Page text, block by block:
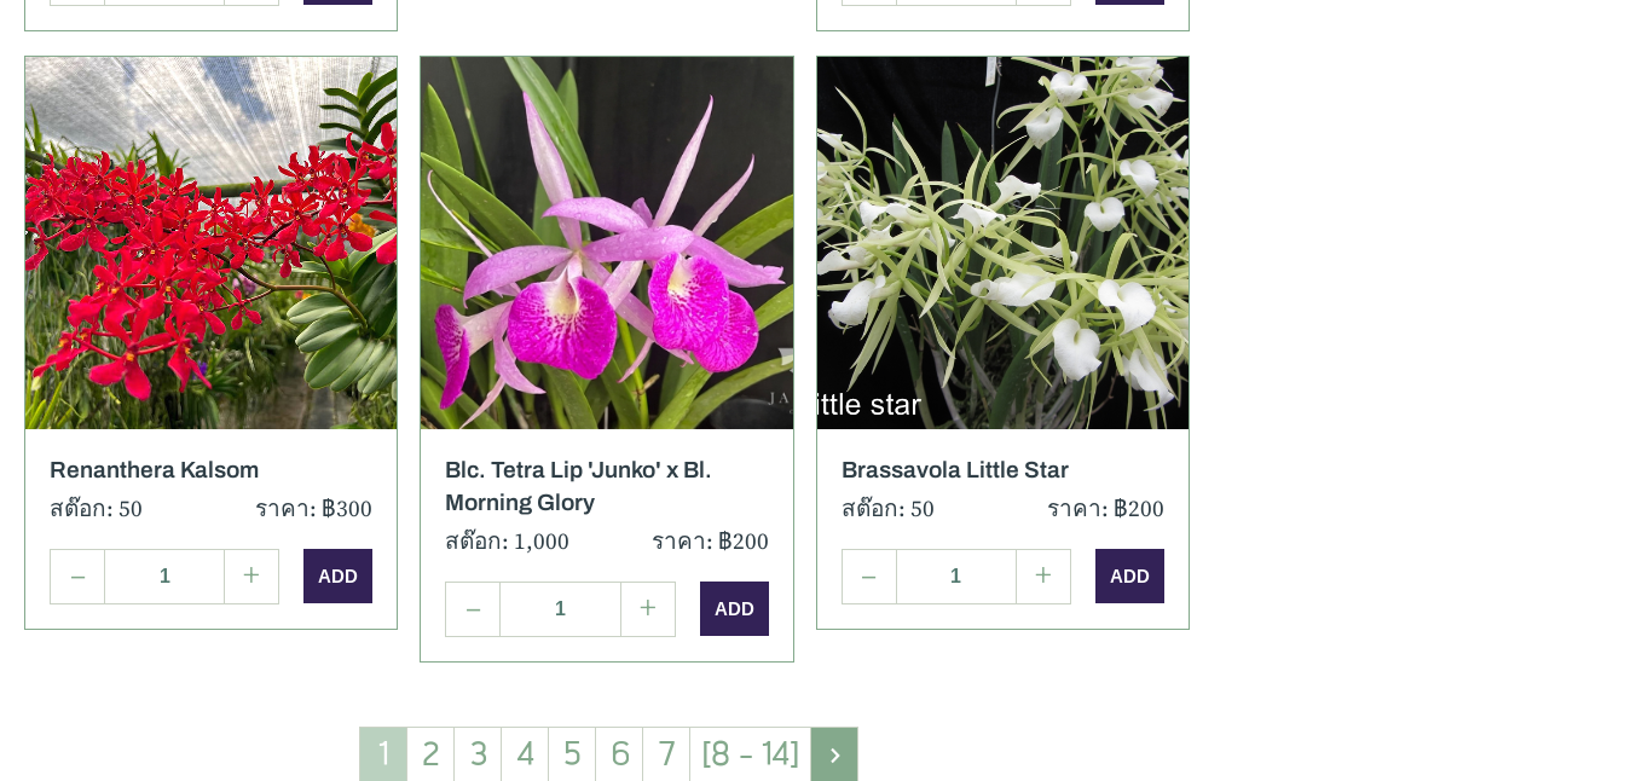
รายละเอียด ภาพเพิ่มเติม
Renanthera Kalsom
สต๊อก: 50 ราคา: ฿300
– +
รายละเอียด ภาพเพิ่มเติม
Blc. Tetra Lip 'Junko' x Bl.
Morning Glory
สต๊อก: 1,000 ราคา: ฿200
– +
รายละเอียด ภาพเพิ่มเติม
Brassavola Little Star
สต๊อก: 50 ราคา: ฿200
– +
2 3 4 5 6 7 [8 - 14] >